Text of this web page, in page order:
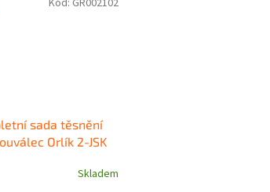
sada těsnění
Orlík 2-JSK
Skladem